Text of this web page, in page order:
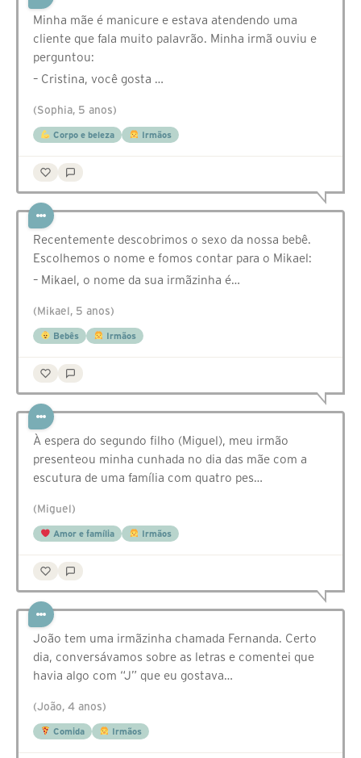
Minha mãe é manicure e estava atendendo uma
cliente que fala muito palavrão. Minha irmã ouviu e
perguntou:
– Cristina, você gosta …
(Sophia, 5 anos)
Corpo e beleza Irmãos
Recentemente descobrimos o sexo da nossa bebê.
Escolhemos o nome e fomos contar para o Mikael:
– Mikael, o nome da sua irmãzinha é…
(Mikael, 5 anos)
Bebês Irmãos
À espera do segundo filho (Miguel), meu irmão
presenteou minha cunhada no dia das mãe com a
escutura de uma família com quatro pes…
(Miguel)
Amor e família Irmãos
João tem uma irmãzinha chamada Fernanda. Certo
dia, conversávamos sobre as letras e comentei que
havia algo com “J” que eu gostava…
(João, 4 anos)
Comida Irmãos